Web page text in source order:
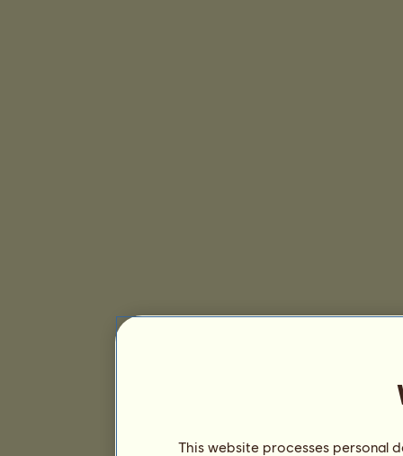
This website processes personal